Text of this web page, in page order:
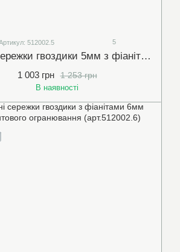
512002.5 5
Срібні сережки гвоздики 5мм з фіанітами діамантового огранювання (арт.512002.5)
1 253 грн
1 003 грн
В наявності